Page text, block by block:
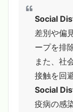
Social
差別や偏
ープを排
また、社
接触を回
Social
疫病の感